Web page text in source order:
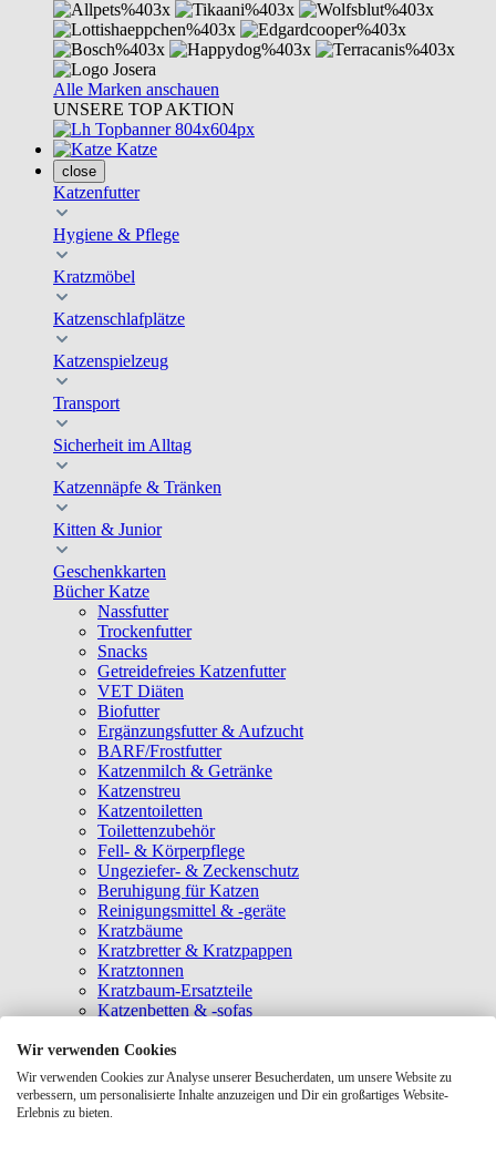
Alle Marken anschauen
UNSERE TOP AKTION
Katze
close
Katzenfutter
Hygiene & Pflege
Kratzmöbel
Katzenschlafplätze
Katzenspielzeug
Transport
Sicherheit im Alltag
Katzennäpfe & Tränken
Kitten & Junior
Geschenkkarten
Bücher Katze
Nassfutter
Trockenfutter
Snacks
Getreidefreies Katzenfutter
VET Diäten
Biofutter
Ergänzungsfutter & Aufzucht
BARF/Frostfutter
Katzenmilch & Getränke
Katzenstreu
Katzentoiletten
Toilettenzubehör
Fell- & Körperpflege
Ungeziefer- & Zeckenschutz
Beruhigung für Katzen
Reinigungsmittel & -geräte
Kratzbäume
Kratzbretter & Kratzpappen
Kratztonnen
Kratzbaum-Ersatzteile
Katzenbetten & -sofas
Katzenhäuser
Hängematten & Fensterliegeplätze
Katzendecken & -matten
Baldrian- & Catnipspielzeug
Wir verwenden Cookies
Wir verwenden Cookies zur Analyse unserer Besucherdaten, um unsere Website zu
verbessern, um personalisierte Inhalte anzuzeigen und Dir ein großartiges Website-
Erlebnis zu bieten.